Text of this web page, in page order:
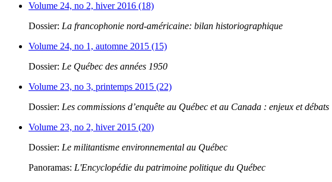
Volume 24, no 2, hiver 2016 (18)
Dossier: La francophonie nord-américaine: bilan historiographique
Volume 24, no 1, automne 2015 (15)
Dossier: Le Québec des années 1950
Volume 23, no 3, printemps 2015 (22)
Dossier: Les commissions d’enquête au Québec et au Canada : enjeux et débats
Volume 23, no 2, hiver 2015 (20)
Dossier: Le militantisme environnemental au Québec
Panoramas: L'Encyclopédie du patrimoine politique du Québec